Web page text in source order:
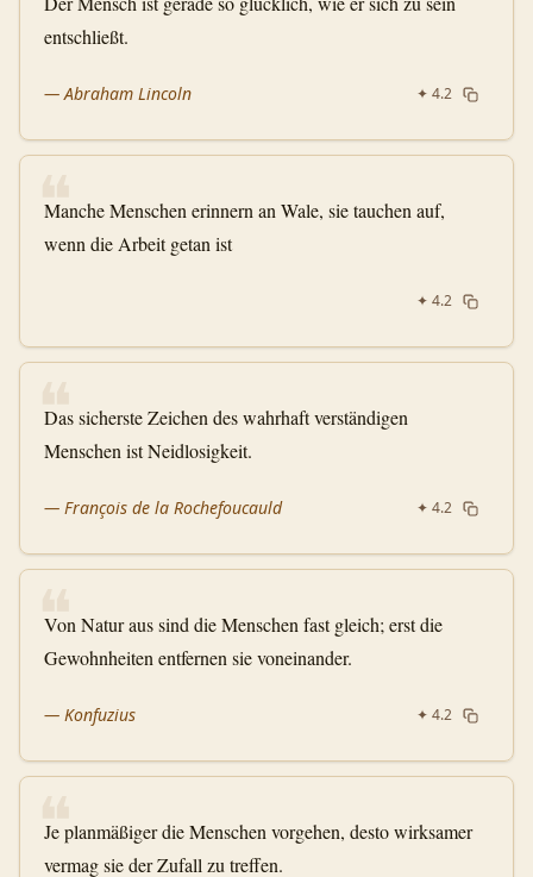
entschließt.
—Abraham Lincoln ✦ 4.2
❝
Manche Menschen erinnern an Wale, sie tauchen auf,
wenn die Arbeit getan ist
✦ 4.2
❝
Das sicherste Zeichen des wahrhaft verständigen
Menschen ist Neidlosigkeit.
— François de la Rochefoucauld ✦ 4.2
❝
Von Natur aus sind die Menschen fast gleich; erst die
Gewohnheiten entfernen sie voneinander.
— Konfuzius ✦ 4.2
❝
Je planmäßiger die Menschen vorgehen, desto wirksamer
vermag sie der Zufall zu treffen.